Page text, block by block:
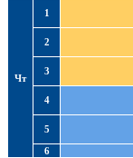
Чт
1
2
3
4
5
6